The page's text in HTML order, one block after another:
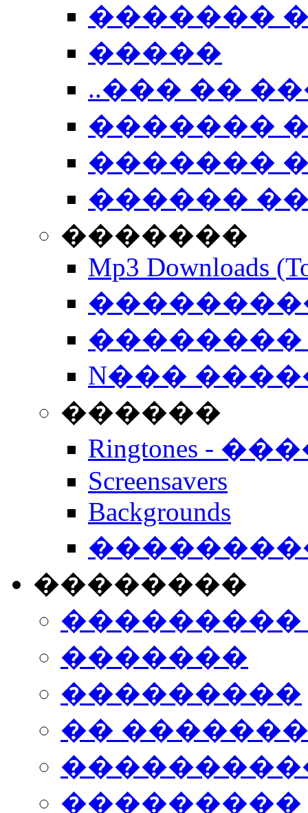
�������
�����
..��� ��
�������
�������
������
�������
Mp3 Downloads
��������
N���
������
Ringtones -
Screensavers
Backgrounds
��������
���������
�������
���������
��
���������